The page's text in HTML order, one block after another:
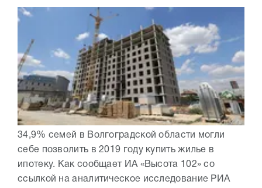
34,9% семей в Волгоградской области могли
себе позволить в 2019 году купить жилье в
ипотеку. Как сообщает ИА «Высота 102» со
ссылкой на аналитическое исследование РИА